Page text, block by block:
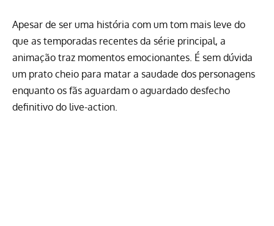
Apesar de ser uma história com um tom mais leve do
que as temporadas recentes da série principal, a
animação traz momentos emocionantes. É sem dúvida
um prato cheio para matar a saudade dos personagens
enquanto os fãs aguardam o aguardado desfecho
definitivo do live-action